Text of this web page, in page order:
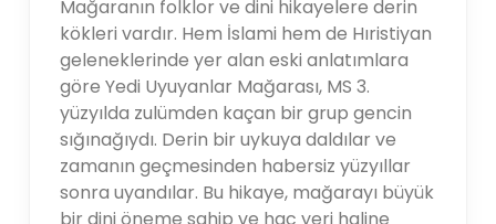
Mağaranın folklor ve dini hikayelere derin
kökleri vardır. Hem İslami hem de Hıristiyan
geleneklerinde yer alan eski anlatımlara
göre Yedi Uyuyanlar Mağarası, MS 3.
yüzyılda zulümden kaçan bir grup gencin
sığınağıydı. Derin bir uykuya daldılar ve
zamanın geçmesinden habersiz yüzyıllar
sonra uyandılar. Bu hikaye, mağarayı büyük